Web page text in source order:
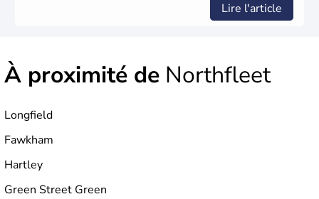
Lire l'article
À proximité de Northfleet
Longfield
Fawkham
Hartley
Green Street Green